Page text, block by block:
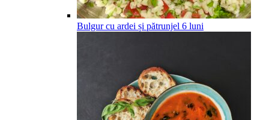
Bulgur cu ardei și pătrunjel 6 luni